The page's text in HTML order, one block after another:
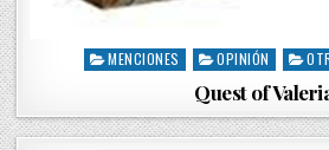
P
t
MENCIONES OPINIÓN
Quest of